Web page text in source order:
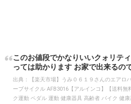
このお値段でかなりいいクォリテ
っては助かります お家で出来るの
出典：
【楽天市場】うみ０６１９さんのエアロ
ーブサイクル AFB3016【アルインコ】【送料無
ク運動 ペダル 運動 健康器具 高齢者 バイク 健